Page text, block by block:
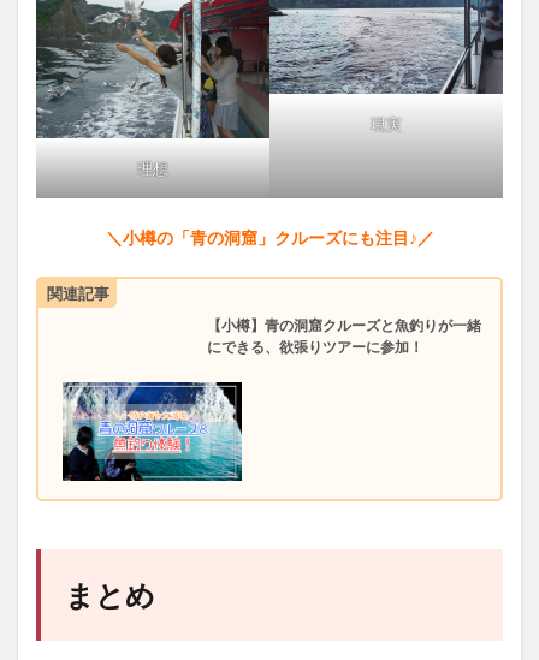
理想
現実
＼小樽の「青の洞窟」クルーズにも注目♪／
関連記事
【小樽】青の洞窟クルーズと魚釣りが一緒
にできる、欲張りツアーに参加！
まとめ